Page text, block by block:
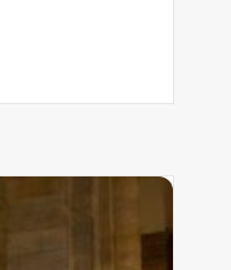
van een heilige: uiterlijk